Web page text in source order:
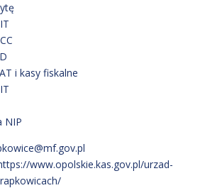
i kasy fiskalne
NIP
www.opolskie.kas.gov.pl/urzad-